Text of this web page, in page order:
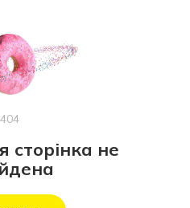
404
сторінка не